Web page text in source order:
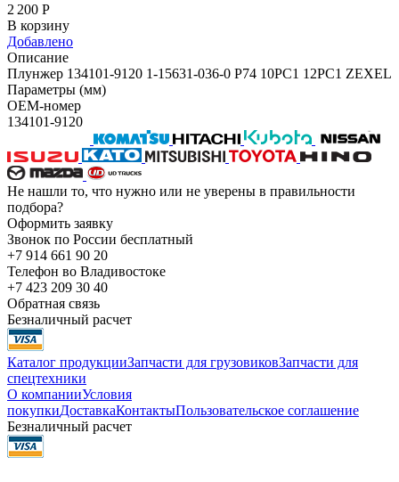
2 200 Р
В корзину
Добавлено
Описание
Плунжер 134101-9120 1-15631-036-0 P74 10PC1 12PC1 ZEXEL
Параметры (мм)
OEM-номер
134101-9120
Не нашли то, что нужно или не уверены в правильности
подбора?
Оформить заявку
Звонок по России бесплатный
+7 914 661 90 20
Телефон во Владивостоке
+7 423 209 30 40
Обратная связь
Безналичный расчет
Каталог продукцииЗапчасти для грузовиковЗапчасти для
спецтехники
О компанииУсловия
покупкиДоставкаКонтактыПользовательское соглашение
Безналичный расчет